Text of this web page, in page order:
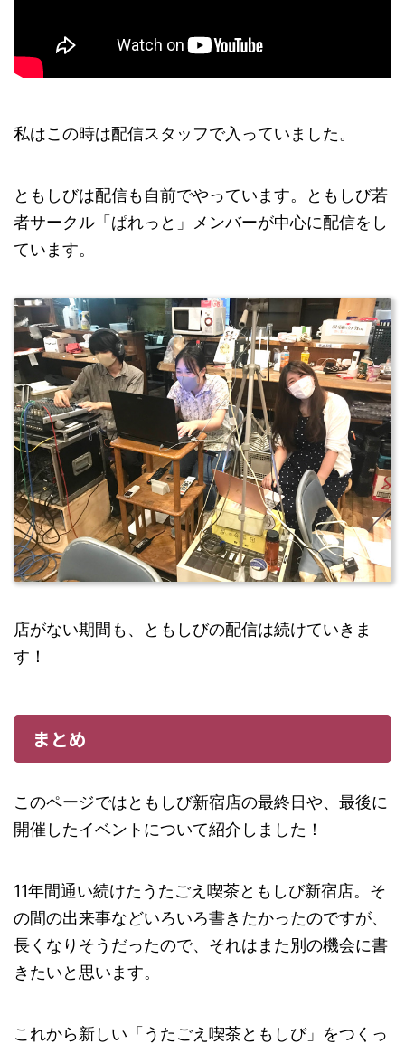
私はこの時は配信スタッフで入っていました。
ともしびは配信も自前でやっています。ともしび若
者サークル「ぱれっと」メンバーが中心に配信をし
ています。
店がない期間も、ともしびの配信は続けていきま
す！
まとめ
このページではともしび新宿店の最終日や、最後に
開催したイベントについて紹介しました！
11年間通い続けたうたごえ喫茶ともしび新宿店。そ
の間の出来事などいろいろ書きたかったのですが、
長くなりそうだったので、それはまた別の機会に書
きたいと思います。
これから新しい「うたごえ喫茶ともしび」をつくっ